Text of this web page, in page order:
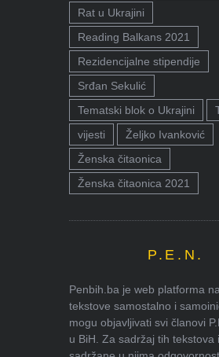
Rat u Ukrajini
Reading Balkans 2021
Rezidencijalne stipendije
Srđan Sekulić
Tematski blok o Ukrajini
vijesti
Željko Ivanković
Ženska čitaonica
Ženska čitaonica 2021
P.E.N.
Penbih.ba je web platforma
tekstove samostalno i
mogu objavljivati svi članovi
u BiH. Za sadržaj tih tekstova